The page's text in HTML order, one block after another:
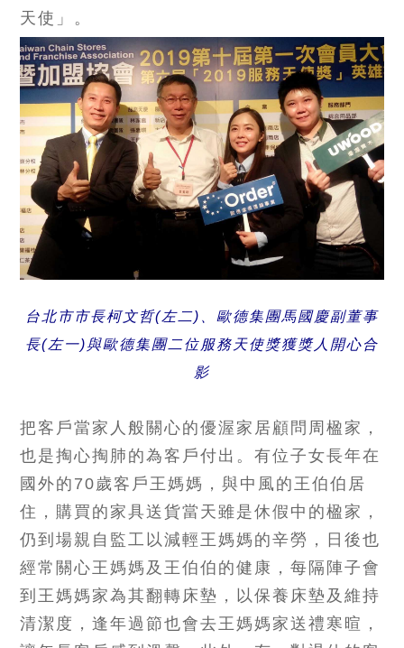
天使」。
台北市市長柯文哲(左二)、歐德集團馬國慶副董事
長(左一)與歐德集團二位服務天使獎獲獎人開心合
影
把客戶當家人般關心的優渥家居顧問周楹家，
也是掏心掏肺的為客戶付出。有位子女長年在
國外的70歲客戶王媽媽，與中風的王伯伯居
住，購買的家具送貨當天雖是休假中的楹家，
仍到場親自監工以減輕王媽媽的辛勞，日後也
經常關心王媽媽及王伯伯的健康，每隔陣子會
到王媽媽家為其翻轉床墊，以保養床墊及維持
清潔度，逢年過節也會去王媽媽家送禮寒暄，